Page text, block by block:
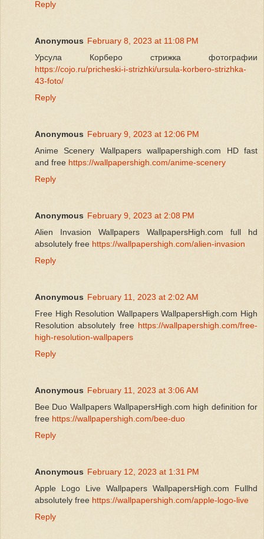
Reply
Anonymous February 8, 2023 at 11:08 PM
Урсула Корберо стрижка фотографии
https://cojo.ru/pricheski-i-strizhki/ursula-korbero-strizhka-
43-foto/
Reply
Anonymous February 9, 2023 at 12:06 PM
Anime Scenery Wallpapers wallpapershigh.com HD fast
and free https://wallpapershigh.com/anime-scenery
Reply
Anonymous February 9, 2023 at 2:08 PM
Alien Invasion Wallpapers WallpapersHigh.com full hd
absolutely free https://wallpapershigh.com/alien-invasion
Reply
Anonymous February 11, 2023 at 2:02 AM
Free High Resolution Wallpapers WallpapersHigh.com High
Resolution absolutely free https://wallpapershigh.com/free-
high-resolution-wallpapers
Reply
Anonymous February 11, 2023 at 3:06 AM
Bee Duo Wallpapers WallpapersHigh.com high definition for
free https://wallpapershigh.com/bee-duo
Reply
Anonymous February 12, 2023 at 1:31 PM
Apple Logo Live Wallpapers WallpapersHigh.com Fullhd
absolutely free https://wallpapershigh.com/apple-logo-live
Reply